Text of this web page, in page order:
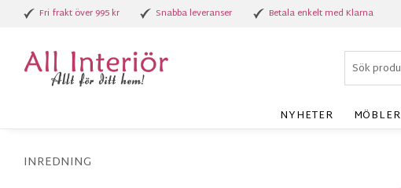
Fri frakt över 995 kr Snabba leveranser Betala enkelt med Klarna
NYHETER MÖBLER
INREDNING